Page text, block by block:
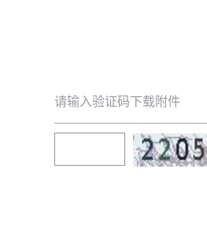
请输入验证码下载附件